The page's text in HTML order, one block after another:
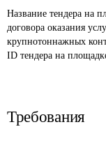
Название тендера на
договора оказания
крупнотоннажных
ID тендера на
Требования